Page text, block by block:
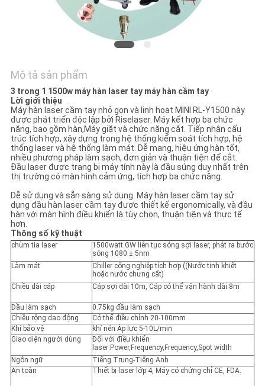
РУССКИЙ
САЙТ
SƠ
ĐỒ
TRANG
WEB
PRIVACY
POLICY
Mô tả sản phẩm
3 trong 1 1500w máy hàn laser tay máy hàn cầm tay
Lời giới thiệu
Máy hàn laser cầm tay nhỏ gọn và linh hoạt MINI RL-Y1500 này
được phát triển độc lập bởi Riselaser. Máy kết hợp ba chức
năng, bao gồm hàn,Máy giặt và chức năng cắt. Tiếp nhận cấu
trúc tích hợp, xây dựng trong hệ thống kiểm soát tích hợp, hệ
thống laser và hệ thống làm mát. Dễ mang, hiệu ứng hàn tốt,
nhiều phương pháp làm sạch, đơn giản và thuận tiện để cắt.
Đầu laser được trang bị máy tính này là đầu súng duy nhất trên
thị trường có màn hình cảm ứng, tích hợp ba chức năng.
Dễ sử dụng và sẵn sàng sử dụng. Máy hàn laser cầm tay sử
dụng đầu hàn laser cầm tay được thiết kế ergonomically, và đầu
hàn với màn hình điều khiển là tùy chọn, thuận tiện và thực tế
hơn.
Thông số kỹ thuật
chùm tia laser
1500watt GW liên tục sóng sợi laser, phát ra bước
sóng 1080 ± 5nm
Làm mát
Chiller công nghiệp tích hợp ((Nước tinh khiết
hoặc nước chưng cất)
Chiều dài cáp
Cáp sợi dài 10m, Cáp có thể vận hành dài 8m
Đầu làm sạch
0.75kg đầu làm sạch
Chiều rộng dao động
Có thể điều chỉnh 20-100mm
Khí bảo vệ
khí nén Áp lực 5-10L/min
Giao diện người dùng
Đối với điều khiển
laser:Power,Frequency,Frequency,Spot width
Ngôn ngữ
Tiếng Trung-Tiếng Anh
An toàn
Thiết bị laser lớp 4, Máy có chứng chỉ CE, FDA.